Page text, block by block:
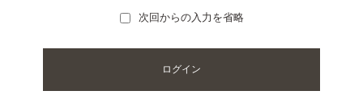
次回からの入力を省略
ログイン